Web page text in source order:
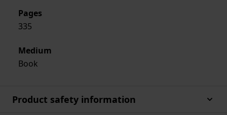
Pages
335
Medium
Book
Product safety information